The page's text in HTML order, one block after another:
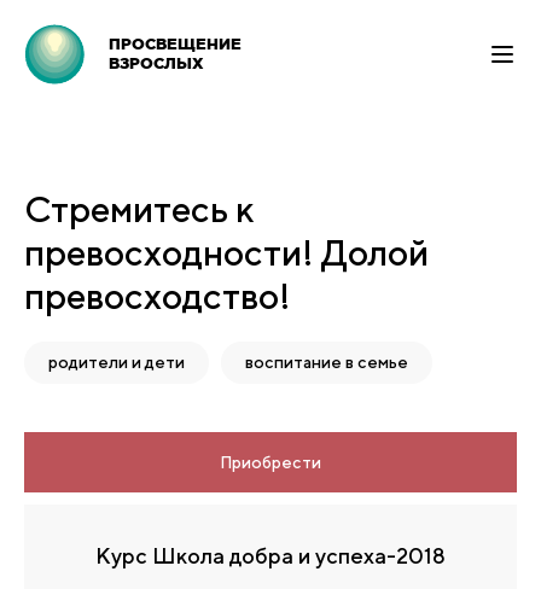
ПРОСВЕЩЕНИЕ
ВЗРОСЛЫХ
Стремитесь к
превосходности! Долой
превосходство!
родители и дети воспитание в семье
Приобрести
Курс Школа добра и успеха-2018